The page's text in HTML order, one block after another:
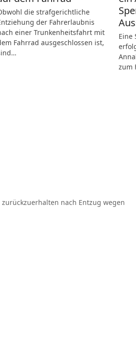
die strafgerichtliche
der Fahrerlaubnis
einer Trunkenheitsfahrt mit
Fahrrad ausgeschlossen ist,
Eine
zum
nach Entzug wegen